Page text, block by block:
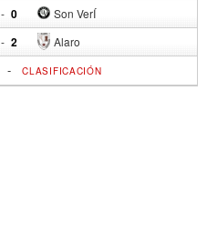
- Son VerÍ
0
- Alaro
2
-CLASIFICACIÓN